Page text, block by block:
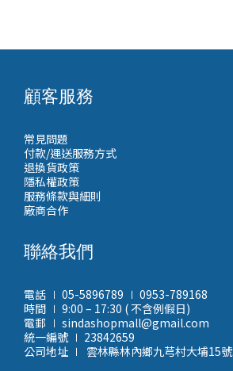
顧客服務
常見問題
付款/運送服務方式
退換貨政策
隱私權政策
服務條款與細則
廠商合作
聯絡我們
電話 ∣ 05-5896789 ∣ 0953-789168
時間 ∣ 9:00 – 17:30 ( 不含例假日)
電郵 ∣ sindashopmall@gmail.com
統一編號 ∣ 23842659
公司地址 ∣ 雲林縣林內鄉九芎村大埔15號